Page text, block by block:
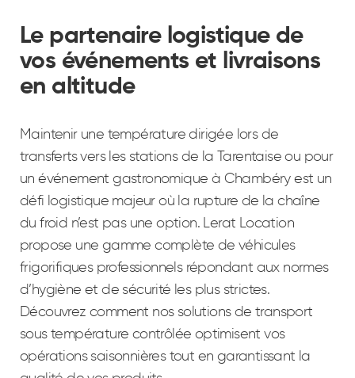
Le partenaire logistique de
vos événements et livraisons
en altitude
Maintenir une température dirigée lors de
transferts vers les stations de la Tarentaise ou pour
un événement gastronomique à Chambéry est un
défi logistique majeur où la rupture de la chaîne
du froid n’est pas une option. Lerat Location
propose une gamme complète de véhicules
frigorifiques professionnels répondant aux normes
d’hygiène et de sécurité les plus strictes.
Découvrez comment nos solutions de transport
sous température contrôlée optimisent vos
opérations saisonnières tout en garantissant la